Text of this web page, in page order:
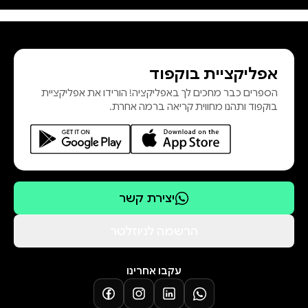
ובאמצעותה עזרתי ואני עוזרת למאות
נשים, בכל משקל, לסלול את דרכן
החוצה מעולם הדיאטות. מיכל
המדהימה היא אחת מהן. ספר זה ה
אפליקציית בוקפוד
הספרים כבר מחכים לך באפליקציה! הורידו את אפליקציית
בוקפוד ותהנו מחווית קריאה ברמה אחרת.
יצירת קשר
עקבו אחרינו